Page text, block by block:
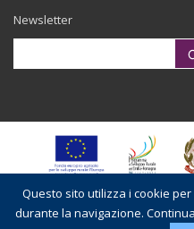
Newsletter
Questo sito utilizza i cookie
durante la navigazione.